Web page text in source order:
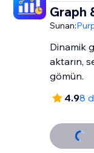
Graph
Sunan:
Dinamik
aktarın,
gömün.
4.98